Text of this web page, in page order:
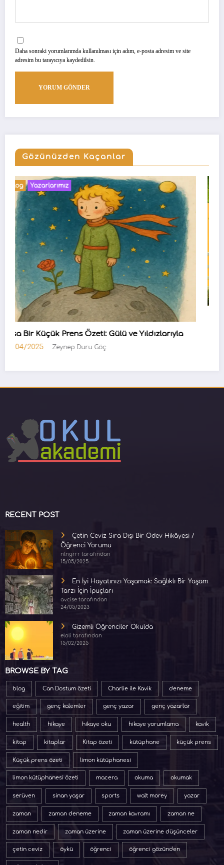
Daha sonraki yorumlarımda kullanılması için adım, e-posta adresim ve site
adresim bu tarayıcıya kaydedilsin.
Gözünüzden Kaçanlar
Blog
Gizemli Öğrenciler Okulda
15/02/2025 eloli
nlngrrr tarafından
15/05/2025
En İyi Hayatınızı Yaşamak: Sağlıklı Bir Yaşam
Tarzı İçin İpuçları
avcise tarafından
24/05/2023
Gizemli Öğrenciler Okulda
15/02/2025
BROWSE BY TAG
blog Can Dostum özeti
eğitim genç kalemler genç yazar genç yazarlar
health hikaye hikaye oku hikaye yorumlama
kitap kitaplar Kitap özeti kütüphane küçük prens
Küçük prens özeti limon kütüphanesi
limon kütüphanesi özeti macera
serüven sinan yaşar sports walt morey yazar
zaman zaman deneme zaman kavramı zaman ne
zaman nedir zaman üzerine zaman üzerine düşünceler
çetin ceviz öykü öğrenci öğrenci gözünden
öğrenci kalem